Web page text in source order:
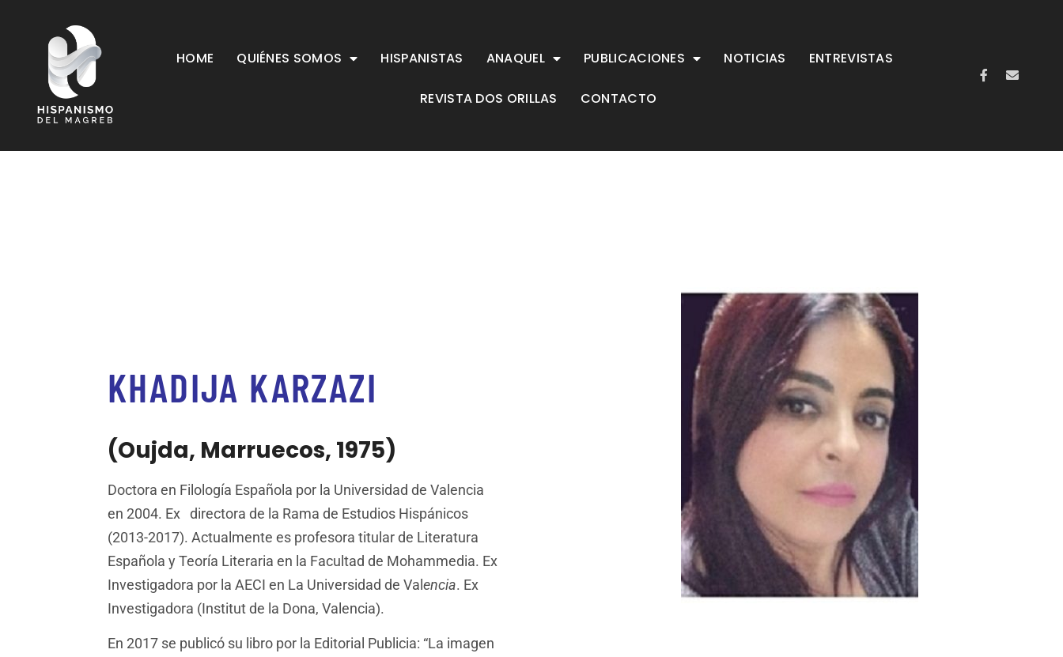
HOME QUIÉNES SOMOS HISPANISTAS ANAQUEL PUBLICACIONES NOTICIAS ENTREVISTAS
REVISTA DOS ORILLAS CONTACTO
KHADIJA KARZAZI
(Oujda, Marruecos, 1975)
Doctora en Filología Española por la Universidad de Valencia
en 2004. Ex directora de la Rama de Estudios Hispánicos
(2013-2017). Actualmente es profesora titular de Literatura
Española y Teoría Literaria en la Facultad de Mohammedia. Ex
Investigadora por la AECI en La Universidad de Valencia. Ex
Investigadora (Institut de la Dona, Valencia).
En 2017 se publicó su libro por la Editorial Publicia: “La imagen